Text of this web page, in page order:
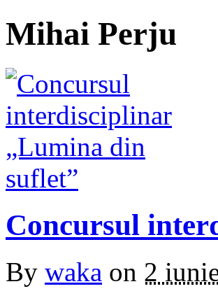
Mihai Perju
Concursul
By waka on 2